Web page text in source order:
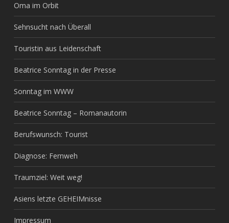
Oma im Orbit
Sehnsucht nach Überall
Touristin aus Leidenschaft
Beatrice Sonntag in der Presse
Sonntag im WWW
Beatrice Sonntag – Romanautorin
Berufswunsch: Tourist
Diagnose: Fernweh
Traumziel: Weit weg!
Asiens letzte GEHEIMnisse
Impressum